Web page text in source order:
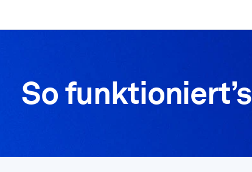
So funktioniert’s